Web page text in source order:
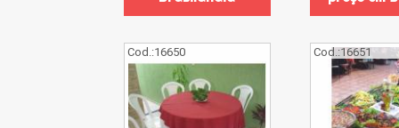
Cod.:16650 Cod.:16651